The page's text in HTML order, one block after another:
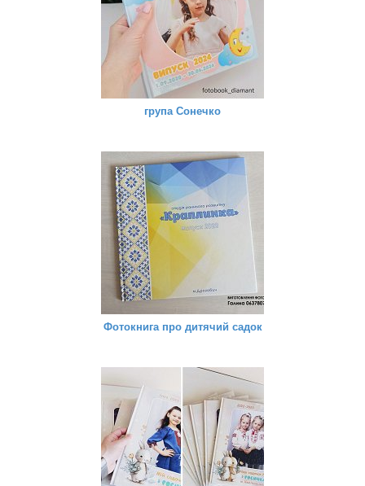
група Сонечко
Фотокнига про дитячий садок